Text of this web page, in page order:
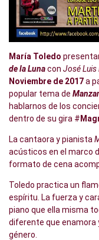
María Toledo
de la Lunacon José Luis
Noviembre de 2017a
popular tema de
hablarnos de los
dentro de su gira #
La cantaora y pianista
acústicos en el marco
formato de cena
Toledo practica un
espíritu. La fuerza y
piano que ella misma
diferente que enamora
género.